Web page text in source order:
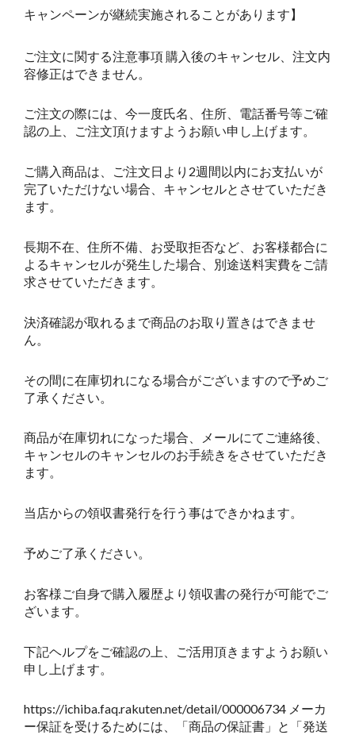
キャンペーンが継続実施されることがあります】
ご注文に関する注意事項 購入後のキャンセル、注文内
容修正はできません。
ご注文の際には、今一度氏名、住所、電話番号等ご確
認の上、ご注文頂けますようお願い申し上げます。
ご購入商品は、ご注文日より2週間以内にお支払いが
完了いただけない場合、キャンセルとさせていただき
ます。
長期不在、住所不備、お受取拒否など、お客様都合に
よるキャンセルが発生した場合、別途送料実費をご請
求させていただきます。
決済確認が取れるまで商品のお取り置きはできませ
ん。
その間に在庫切れになる場合がございますので予めご
了承ください。
商品が在庫切れになった場合、メールにてご連絡後、
キャンセルのキャンセルのお手続きをさせていただき
ます。
当店からの領収書発行を行う事はできかねます。
予めご了承ください。
お客様ご自身で購入履歴より領収書の発行が可能でご
ざいます。
下記ヘルプをご確認の上、ご活用頂きますようお願い
申し上げます。
https://ichiba.faq.rakuten.net/detail/000006734 メーカ
ー保証を受けるためには、「商品の保証書」と「発送